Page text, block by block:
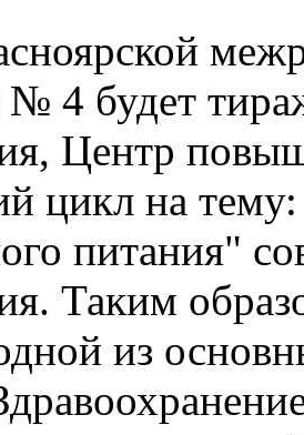
4 будет
Центр
цикл на тему:
питания"
Таким
из